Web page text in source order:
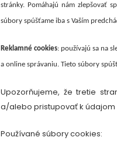
stránky. Pomáhajú nám zlepšovať
súbory spúšťame iba s Vaším
Reklamné cookies: používajú sa na
a online správaniu. Tieto súbory
Upozorňujeme, že tretie
a/alebo pristupovať k
Používané súbory cookies: